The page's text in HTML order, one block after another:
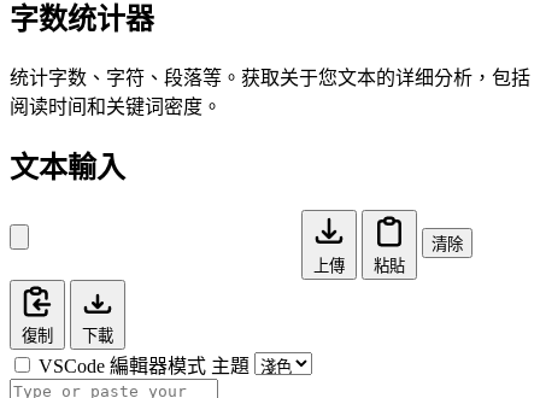
字数统计器
统计字数、字符、段落等。获取关于您文本的详细分析，包括
阅读时间和关键词密度。
文本輸入
上傳 粘貼
清除
復制 下載
VSCode 編輯器模式 主題